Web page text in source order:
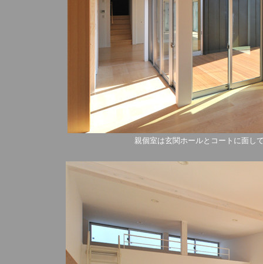
親個室は玄関ホールとコートに面し